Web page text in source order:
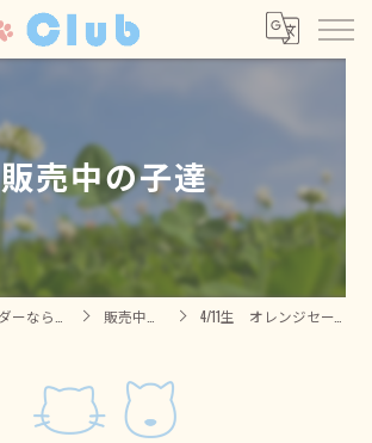
販売中の子達
販売中の子達 4/11生 オレンジセーブル♂ NO 21